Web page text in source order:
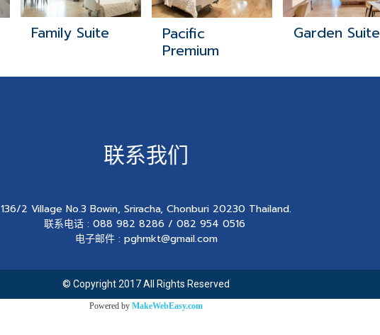
Family Suite
Pacific
Premium
Garden Suite
联系我们
136/2 Village No.3 Bowin, Sriracha, Chonburi 20230 Thailand.
联系电话 : 088 982 8286 / 082 954 0516
电子邮件 : pghmkt@gmail.com
© Copyright 2017 All Rights Reserved
Powered by MakeWebEasy.com